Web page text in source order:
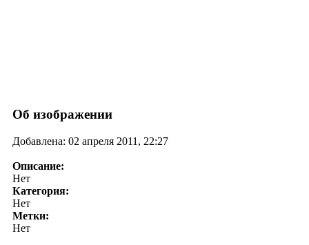
Об изображении
Добавлена: 02 апреля 2011, 22:27
Описание:
Нет
Категория:
Нет
Метки:
Нет